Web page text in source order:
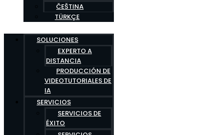
ČEŠTINA
TÜRKÇE
SOLUCIONES
EXPERTO A
DISTANCIA
PRODUCCIÓN DE
VIDEOTUTORIALES DE
IA
SERVICIOS
SERVICIOS DE
ÉXITO